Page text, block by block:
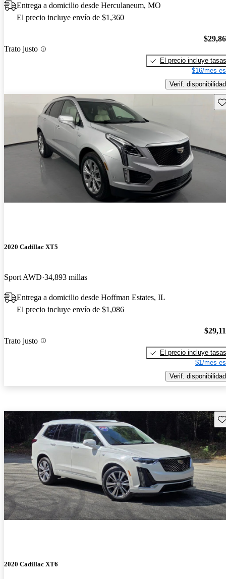
Entrega a domicilio desde Herculaneum, MO
El precio incluye envío de $1,360
Trato justo
El precio incluye tasas
$16/mes
Verif. disponibilidad
2020 Cadillac XT5
Sport AWD 34,893 millas
Entrega a domicilio desde Hoffman Estates, IL
El precio incluye envío de $1,086
Trato justo
El precio incluye tasas
$1/mes
Verif. disponibilidad
2020 Cadillac XT6